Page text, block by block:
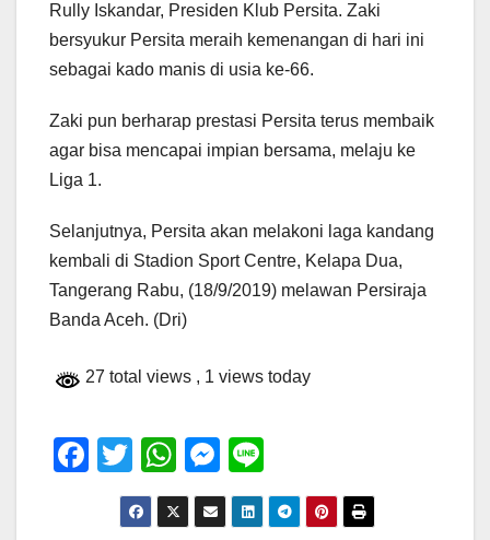
Rully Iskandar, Presiden Klub Persita. Zaki
bersyukur Persita meraih kemenangan di hari ini
sebagai kado manis di usia ke-66.
Zaki pun berharap prestasi Persita terus membaik
agar bisa mencapai impian bersama, melaju ke
Liga 1.
Selanjutnya, Persita akan melakoni laga kandang
kembali di Stadion Sport Centre, Kelapa Dua,
Tangerang Rabu, (18/9/2019) melawan Persiraja
Banda Aceh. (Dri)
27 total views , 1 views today
F
T
wi
tt
W
h
at
M
e
ss
n
e